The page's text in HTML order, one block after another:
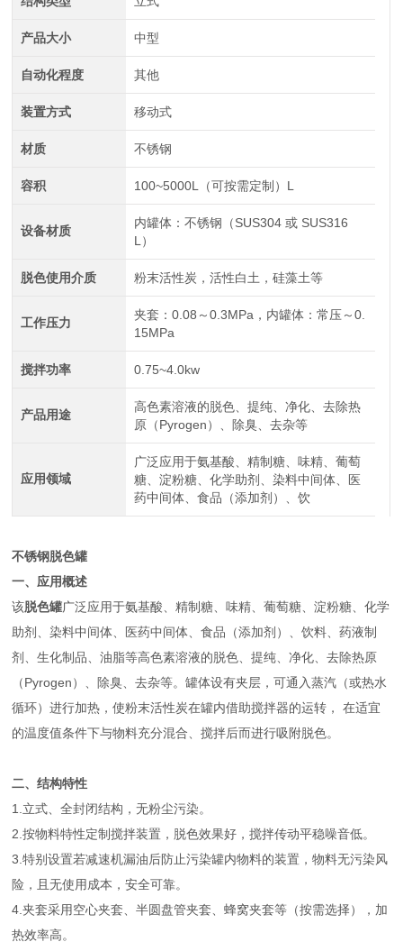
产品大小 中型
自动化程度 其他
装置方式 移动式
材质 不锈钢
容积 100~5000L（可按需定制）L
设备材质
内罐体：不锈钢（SUS304 或 SUS316
L）
脱色使用介质 粉末活性炭，活性白土，硅藻土等
工作压力
夹套：0.08～0.3MPa，内罐体：常压～0.
15MPa
搅拌功率 0.75~4.0kw
产品用途
高色素溶液的脱色、提纯、净化、去除热
原（Pyrogen）、除臭、去杂等
应用领域
广泛应用于氨基酸、精制糖、味精、葡萄
糖、淀粉糖、化学助剂、染料中间体、医
药中间体、食品（添加剂）、饮
不锈钢脱色罐
一、应用概述
该脱色罐广泛应用于氨基酸、精制糖、味精、葡萄糖、淀粉糖、化学
助剂、染料中间体、医药中间体、食品（添加剂）、饮料、药液制
剂、生化制品、油脂等高色素溶液的脱色、提纯、净化、去除热原
（Pyrogen）、除臭、去杂等。罐体设有夹层，可通入蒸汽（或热水
循环）进行加热，使粉末活性炭在罐内借助搅拌器的运转， 在适宜
的温度值条件下与物料充分混合、搅拌后而进行吸附脱色。
二、结构特性
1.立式、全封闭结构，无粉尘污染。
2.按物料特性定制搅拌装置，脱色效果好，搅拌传动平稳噪音低。
3.特别设置若减速机漏油后防止污染罐内物料的装置，物料无污染风
险，且无使用成本，安全可靠。
4.夹套采用空心夹套、半圆盘管夹套、蜂窝夹套等（按需选择），加
热效率高。